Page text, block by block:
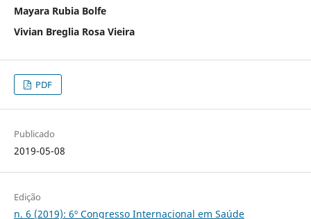
Mayara Rubia Bolfe
Vivian Breglia Rosa Vieira
PDF
Publicado
2019-05-08
Edição
n. 6 (2019): 6º Congresso Internacional em Saúde